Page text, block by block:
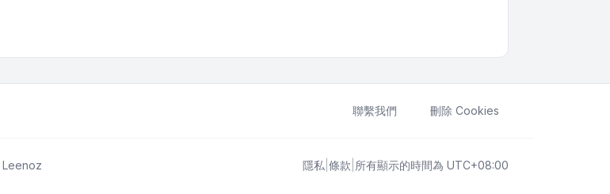
聯繫我們 刪除 Cookies
Leenoz
隱私 條款 所有顯示的時間為 UTC+08:00